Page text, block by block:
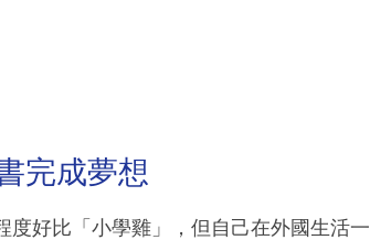
完成夢想
好比「小學雞」，但自己在外國生活一